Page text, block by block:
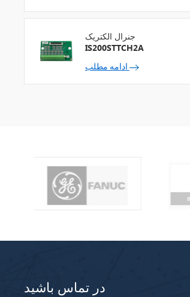
جنرال الکتریک
IS200STTCH2A
در تماس باشید